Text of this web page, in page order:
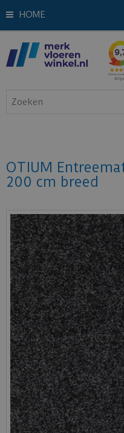
HOME
OTIUM
200 cm breed